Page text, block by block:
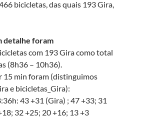
bicicletas, das quais 193 Gira,
detalhe foram
com 193 Gira como total
(8h36 – 10h36).
15 min foram (distinguimos
e bicicletas_Gira):
43 +31 (Gira) ; 47 +33; 31
32 +25; 20 +16; 13 +3